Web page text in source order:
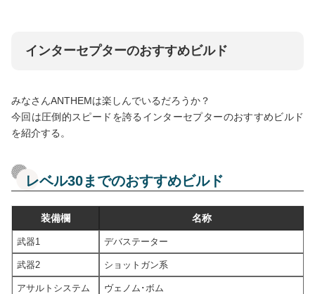
インターセプターのおすすめビルド
みなさんANTHEMは楽しんでいるだろうか？
今回は圧倒的スピードを誇るインターセプターのおすすめビルド
を紹介する。
レベル30までのおすすめビルド
装備欄 名称
武器1 デバステーター
武器2 ショットガン系
アサルトシステム ヴェノム･ボム